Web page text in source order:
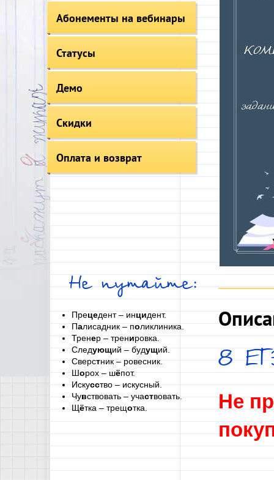
Абонементы на вебинары
Статусы
Демо
Скидки
Оплата и возврат
Не путайте:
Прецедент – инцидент.
Палисадник – поликлиника.
Тренер – тренировка.
Следующий – будущий.
Сверстник – ровесник.
Шорох – шёпот.
Искусство – искусный.
Чувствовать – участвовать.
Щётка – трещотка.
8
Не